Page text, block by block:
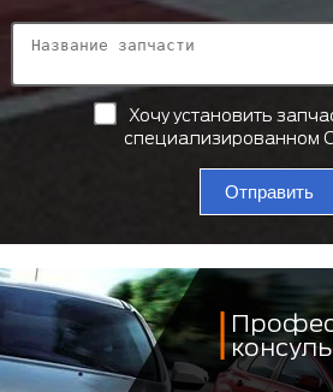
Хочу установить
специализированном
Отправить